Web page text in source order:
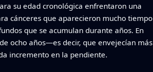
su edad cronológica enfrentaron una
cánceres que aparecieron mucho tiempo
que se acumulan durante años. En
ocho años—es decir, que envejecían más
incremento en la pendiente.